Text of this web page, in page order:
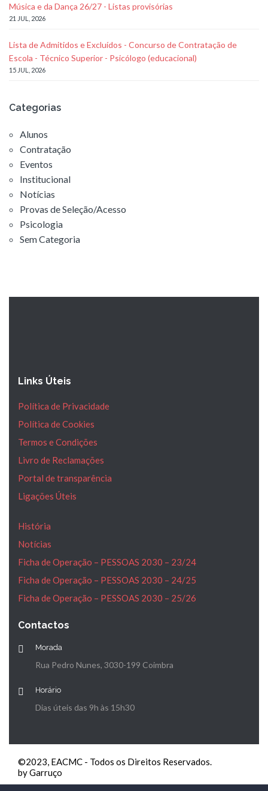
Música e da Dança 26/27 - Listas provisórias
21 JUL, 2026
Lista de Admitidos e Excluídos - Concurso de Contratação de
Escola - Técnico Superior - Psicólogo (educacional)
15 JUL, 2026
Categorias
Alunos
Contratação
Eventos
Institucional
Notícias
Provas de Seleção/Acesso
Psicologia
Sem Categoria
Links Úteis
Política de Privacidade
Política de Cookies
Termos e Condições
Livro de Reclamações
Portal de transparência
Ligações Úteis
História
Notícias
Ficha de Operação – PESSOAS 2030 – 23/24
Ficha de Operação – PESSOAS 2030 – 24/25
Ficha de Operação – PESSOAS 2030 – 25/26
Contactos
Morada
Rua Pedro Nunes, 3030-199 Coimbra
Horário
Dias úteis das 9h às 15h30
©2023, EACMC - Todos os Direitos Reservados.
by Garruço